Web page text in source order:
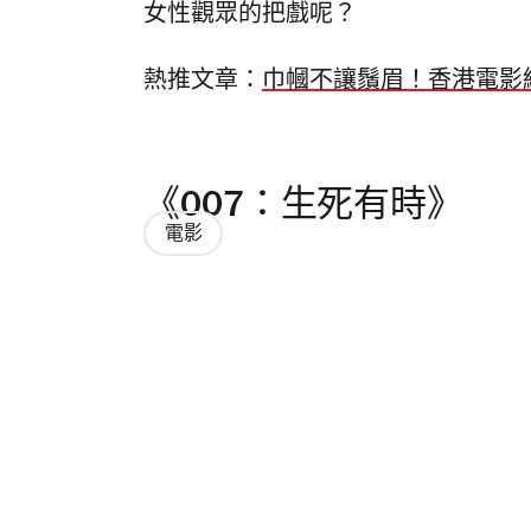
女性觀眾的把戲呢？
熱推文章： 巾幗不讓鬚眉！香港電影
《007：生死有時》
電影